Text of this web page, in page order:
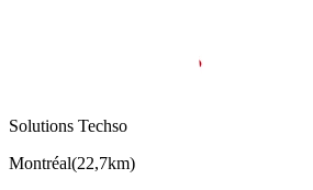
Solutions Techso
Montréal(22,7km)